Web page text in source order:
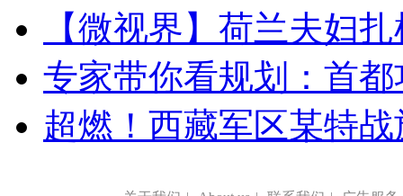
【微视界】荷兰夫妇
专家带你看规划：首
超燃！西藏军区某特